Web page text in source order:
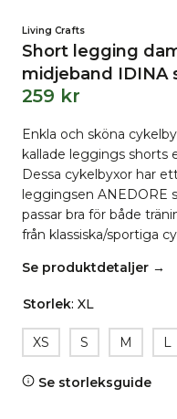
Living Crafts
Short legging
midjeband IDINA
259 kr
Enkla och sköna
kallade leggings shorts
Dessa cykelbyxor har
leggingsen ANEDORE
passar bra för både
från klassiska/sportiga
Se produktdetaljer →
Storlek: XL
XS S M L
Se storleksguide